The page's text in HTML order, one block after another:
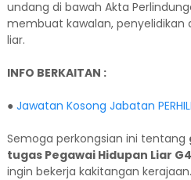
undang di bawah Akta
membuat kawalan, penyelidikan
liar.
INFO BERKAITAN :
● Jawatan Kosong Jabatan
Semoga perkongsian ini tentang
tugas Pegawai Hidupan Liar
ingin bekerja kakitangan